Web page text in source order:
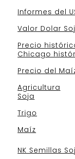
Informes del
Valor Dolar
Precio
Chicago
Precio del
Agricultura
Soja
Trigo
Maíz
NK Semillas